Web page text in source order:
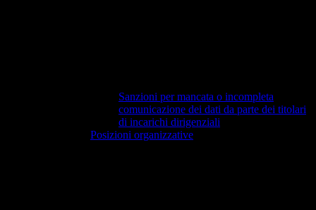
Sanzioni per mancata o incompleta
comunicazione dei dati da parte dei titolari
di incarichi dirigenziali
Posizioni organizzative